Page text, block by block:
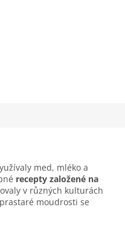
med, mléko a
recepty založené na
v různých kulturách
moudrosti se